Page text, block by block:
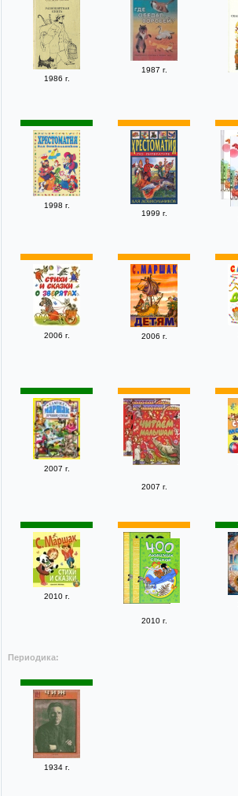
1986 г.
1987 г.
1998 г.
1999 г.
2006 г. 2006 г.
2007 г.
2007 г.
2010 г.
2010 г.
Периодика:
1934 г.